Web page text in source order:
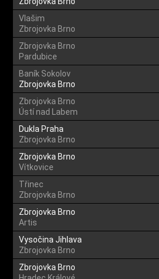
Vlašim
Zbrojovka Brno
Zbrojovka Brno
Pardubice
Baník Sokolov
Zbrojovka Brno
Zbrojovka Brno
Ústí nad Labem
Dukla Praha
Zbrojovka Brno
Zbrojovka Brno
Vítkovice
Třinec
Zbrojovka Brno
Zbrojovka Brno
Artis
Vysočina Jihlava
Zbrojovka Brno
Zbrojovka Brno